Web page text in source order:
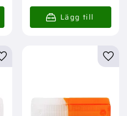
Lägg till i favoriter